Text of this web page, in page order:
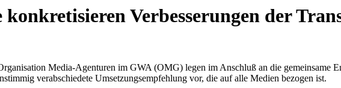
Verbesserungen der
Media-Agenturen im GWA (OMG) legen im Anschluß an die gemeinsame
verabschiedete Umsetzungsempfehlung vor, die auf alle Medien bezogen ist.